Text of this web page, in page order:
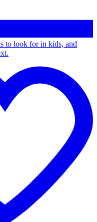
to look for in kids, and